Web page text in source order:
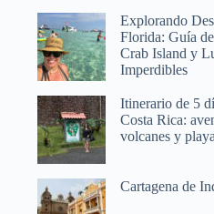
Explorando
Florida: Guía
Crab Island y
Imperdibles
Itinerario de 5
Costa Rica:
volcanes y playa
Cartagena de